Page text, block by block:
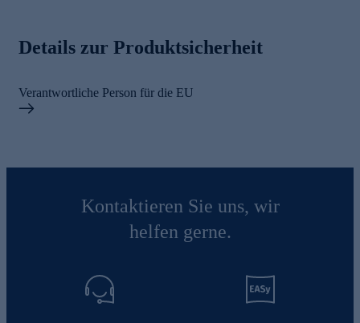
Details zur Produktsicherheit
Verantwortliche Person für die EU
Kontaktieren Sie uns, wir
helfen gerne.